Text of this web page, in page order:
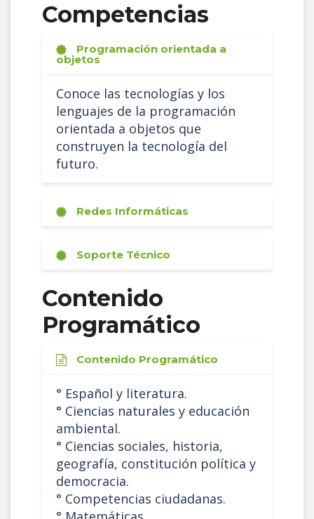
Competencias
Programación orientada a
objetos
Conoce las tecnologías y los
lenguajes de la programación
orientada a objetos que
construyen la tecnología del
futuro.
Redes Informáticas
Soporte Técnico
Contenido
Programático
Contenido Programático
° Español y literatura.
° Ciencias naturales y educación
ambiental.
° Ciencias sociales, historia,
geografía, constitución política y
democracia.
° Competencias ciudadanas.